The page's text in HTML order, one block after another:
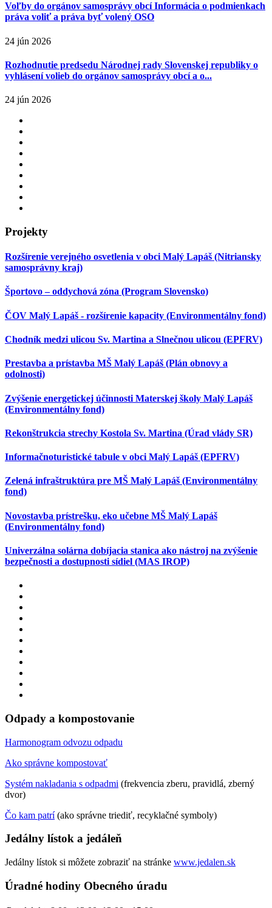
Voľby do orgánov samosprávy obcí Informácia o podmienkach
práva voliť a práva byť volený OSO
24 jún 2026
Rozhodnutie predsedu Národnej rady Slovenskej republiky o
vyhlásení volieb do orgánov samosprávy obcí a o...
24 jún 2026
Projekty
Rozšírenie verejného osvetlenia v obci Malý Lapáš (Nitriansky
samosprávny kraj)
Športovo – oddychová zóna (Program Slovensko)
ČOV Malý Lapáš - rozšírenie kapacity (Environmentálny fond)
Chodník medzi ulicou Sv. Martina a Slnečnou ulicou (EPFRV)
Prestavba a prístavba MŠ Malý Lapáš (Plán obnovy a
odolnosti)
Zvýšenie energetickej účinnosti Materskej školy Malý Lapáš
(Environmentálny fond)
Rekonštrukcia strechy Kostola Sv. Martina (Úrad vlády SR)
Informačnoturistické tabule v obci Malý Lapáš (EPFRV)
Zelená infraštruktúra pre MŠ Malý Lapáš (Environmentálny
fond)
Novostavba prístrešku, eko učebne MŠ Malý Lapáš
(Environmentálny fond)
Univerzálna solárna dobíjacia stanica ako nástroj na zvýšenie
bezpečnosti a dostupnosti sídiel (MAS IROP)
Odpady a kompostovanie
Harmonogram odvozu odpadu
Ako správne kompostovať
Systém nakladania s odpadmi (frekvencia zberu, pravidlá, zberný
dvor)
Čo kam patrí(ako správne triediť, recyklačné symboly)
Jedálny lístok a jedáleň
Jedálny lístok si môžete zobraziť na stránke www.jedalen.sk
Úradné hodiny Obecného úradu